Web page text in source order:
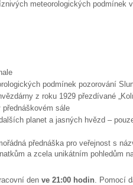
meteorologických podmínek
podmínek pozorování
z roku 1929 přezdívané
přednáškovém sále
planet a jasných hvězd –
přednáška pro veřejnost s
a zcela unikátním pohledům
den ve 21:00 hodin. Pomocí